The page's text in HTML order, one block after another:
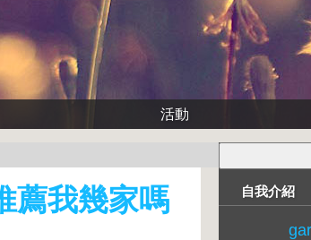
活動
薦我幾家嗎
自我介紹